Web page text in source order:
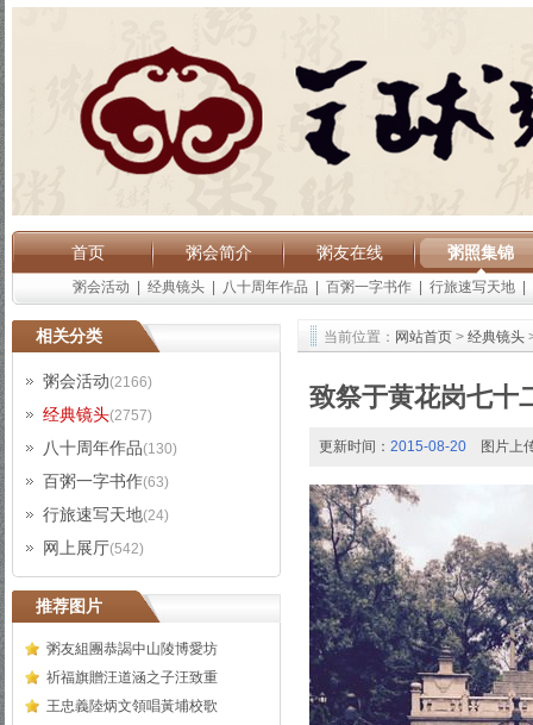
首页 粥会简介 粥友在线 粥照集锦
粥会活动 经典镜头 八十周年作品 百粥一字书作 行旅速写天地
相关分类
粥会活动(2166)
经典镜头(2757)
八十周年作品(130)
百粥一字书作(63)
行旅速写天地(24)
网上展厅(542)
推荐图片
粥友組團恭謁中山陵博愛坊
祈福旗贈汪道涵之子汪致重
王忠義陸炳文領唱黃埔校歌
当前位置： 网站首页 > 经典镜头
致祭于黄花岗七十
更新时间： 2015-08-20 图片上